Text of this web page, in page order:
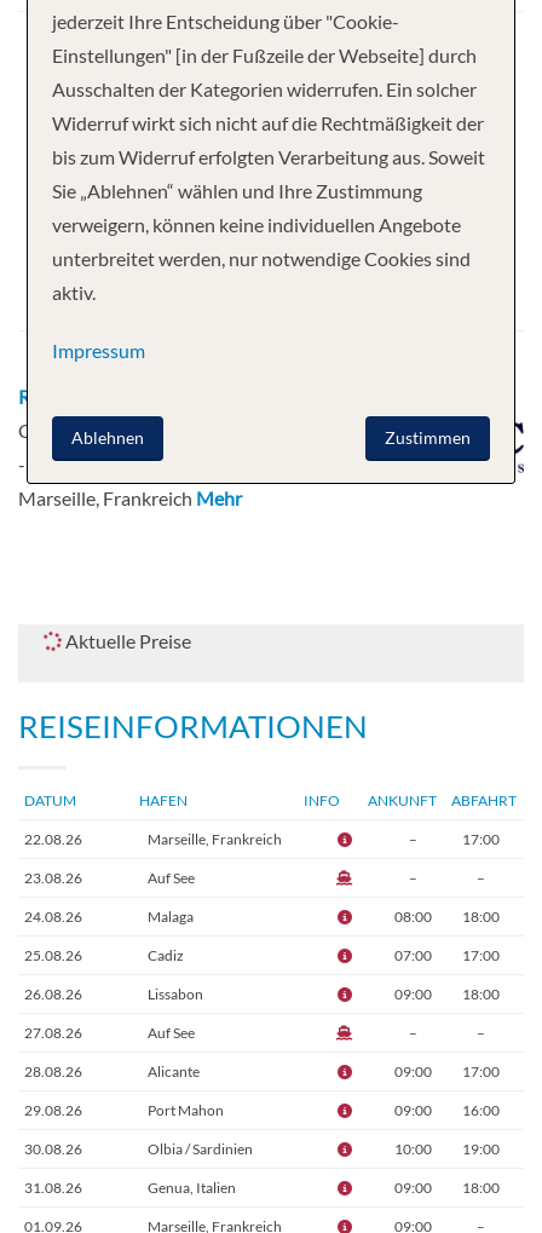
Ihre Kreuzfahrt
10 NächteMSC Opera
Abfahrt
Route
Cadiz - Lissabon - Alicante - Port Mahon
- Olbia / Sardinien - Genua, Italien -
Marseille, Frankreich Mehr
Aktuelle Preise
REISEINFORMATIONEN
DATUM HAFEN INFO ANKUNFT ABFAHRT
22.08.26 Marseille, Frankreich – 17:00
23.08.26 Auf See – –
24.08.26 Malaga 08:00 18:00
25.08.26 Cadiz 07:00 17:00
26.08.26 Lissabon 09:00 18:00
27.08.26 Auf See – –
28.08.26 Alicante 09:00 17:00
29.08.26 Port Mahon 09:00 16:00
30.08.26 Olbia / Sardinien 10:00 19:00
31.08.26 Genua, Italien 09:00 18:00
01.09.26 Marseille, Frankreich 09:00 –
jederzeit Ihre Entscheidung über "Cookie-
Einstellungen" [in der Fußzeile der Webseite] durch
Ausschalten der Kategorien widerrufen. Ein solcher
Widerruf wirkt sich nicht auf die Rechtmäßigkeit der
bis zum Widerruf erfolgten Verarbeitung aus. Soweit
Sie „Ablehnen“ wählen und Ihre Zustimmung
verweigern, können keine individuellen Angebote
unterbreitet werden, nur notwendige Cookies sind
aktiv.
Impressum
Zustimmen
Ablehnen